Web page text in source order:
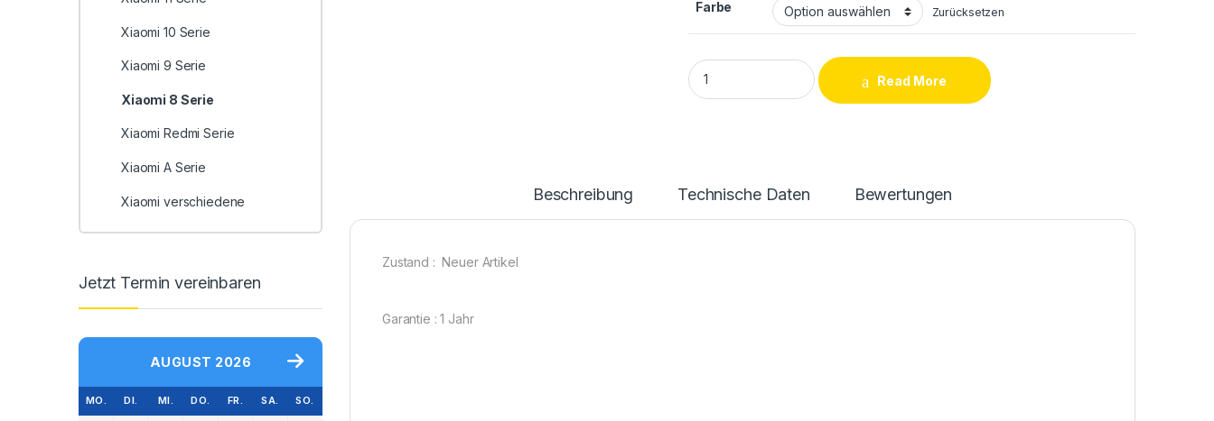
Farbe Zurücksetzen
Xiaomi Mi 8 / 8 Lite Backcover quantity
Read More
Beschreibung Technische Daten Bewertungen
Zustand : Neuer Artikel
Garantie : 1 Jahr
Xiaomi 10 Serie
Xiaomi 9 Serie
Xiaomi 8 Serie
Xiaomi Redmi Serie
Xiaomi A Serie
Xiaomi verschiedene
Jetzt Termin vereinbaren
AUGUST 2026
MO. DI. MI. DO. FR. SA. SO.